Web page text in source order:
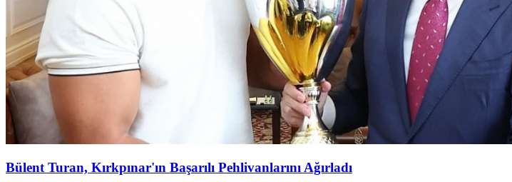
Bülent Turan, Kırkpınar'ın Başarılı Pehlivanlarını Ağırladı